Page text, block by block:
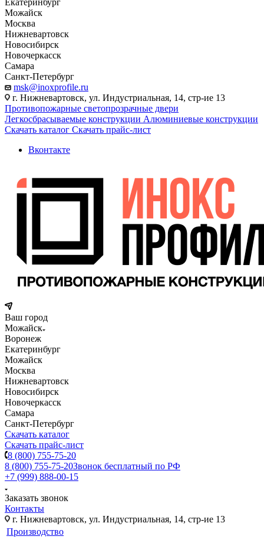
Екатеринбург
Можайск
Москва
Нижневартовск
Новосибирск
Новочеркасск
Самара
Санкт-Петербург
msk@inoxprofile.ru
г. Нижневартовск, ул. Индустриальная, 14, стр-ие 13
Противопожарные светопрозрачные двери
Легкосбрасываемые конструкции Алюминиевые конструкции
Скачать каталог Скачать прайс-лист
Вконтакте
Ваш город
Можайск
Воронеж
Екатеринбург
Можайск
Москва
Нижневартовск
Новосибирск
Новочеркасск
Самара
Санкт-Петербург
Скачать каталог
Скачать прайс-лист
8 (800) 755-75-20
8 (800) 755-75-20Звонок бесплатный по РФ
+7 (999) 888-00-15
Заказать звонок
Контакты
г. Нижневартовск, ул. Индустриальная, 14, стр-ие 13
Производство